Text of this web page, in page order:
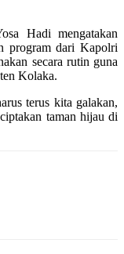
Hadi mengatakan
program dari Kapolri
secara rutin guna
Kolaka.
terus kita galakan,
taman hijau di